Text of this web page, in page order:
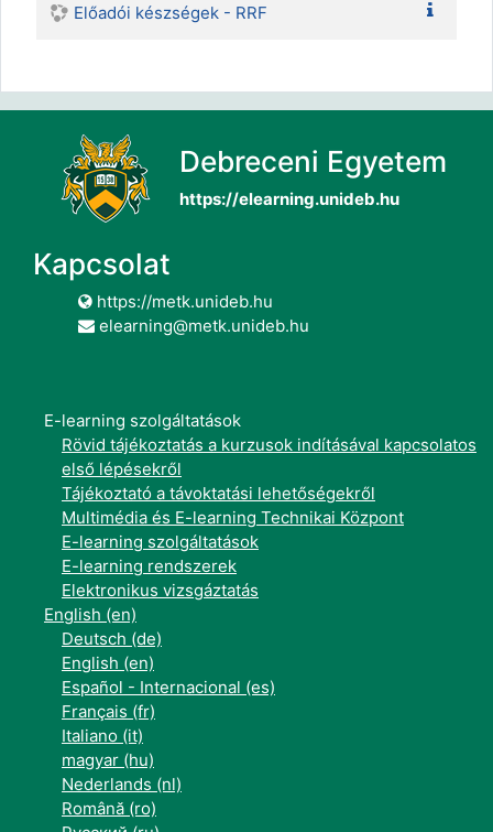
Előadói készségek - RRF
Debreceni Egyetem
https://elearning.unideb.hu
Kapcsolat
https://metk.unideb.hu
elearning@metk.unideb.hu
E-learning szolgáltatások
Rövid tájékoztatás a kurzusok indításával kapcsolatos
első lépésekről
Tájékoztató a távoktatási lehetőségekről
Multimédia és E-learning Technikai Központ
E-learning szolgáltatások
E-learning rendszerek
Elektronikus vizsgáztatás
English ‎(en)‎
Deutsch ‎(de)‎
English ‎(en)‎
Español - Internacional ‎(es)‎
Français ‎(fr)‎
Italiano ‎(it)‎
magyar ‎(hu)‎
Nederlands ‎(nl)‎
Română ‎(ro)‎